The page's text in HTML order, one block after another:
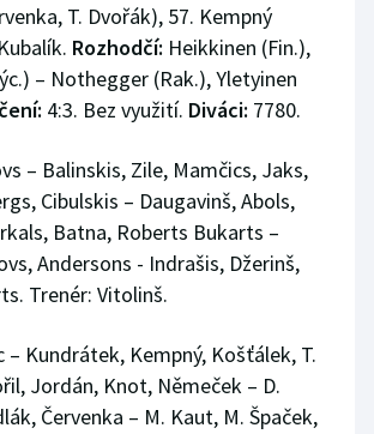
T. Dvořák), 57. Kempný
Rozhodčí: Heikkinen (Fin.),
– Nothegger (Rak.), Yletyinen
4:3. Bez využití. Diváci: 7780.
– Balinskis, Zile, Mamčics, Jaks,
Cibulskis – Daugavinš, Abols,
Batna, Roberts Bukarts –
Andersons - Indrašis, Džerinš,
Trenér: Vitolinš.
– Kundrátek, Kempný, Košťálek, T.
Jordán, Knot, Němeček – D.
Červenka – M. Kaut, M. Špaček,